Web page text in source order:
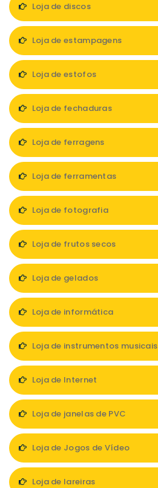
Loja de discos
Loja de estampagens
Loja de estofos
Loja de fechaduras
Loja de ferragens
Loja de ferramentas
Loja de fotografia
Loja de frutos secos
Loja de gelados
Loja de informática
Loja de instrumentos musicais
Loja de Internet
Loja de janelas de PVC
Loja de Jogos de Vídeo
Loja de lareiras